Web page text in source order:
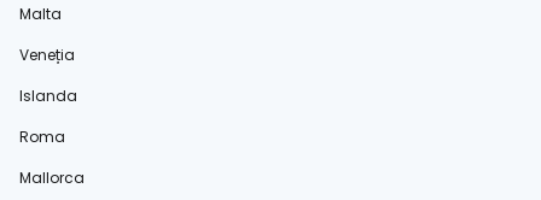
Malta
Veneția
Islanda
Roma
Mallorca